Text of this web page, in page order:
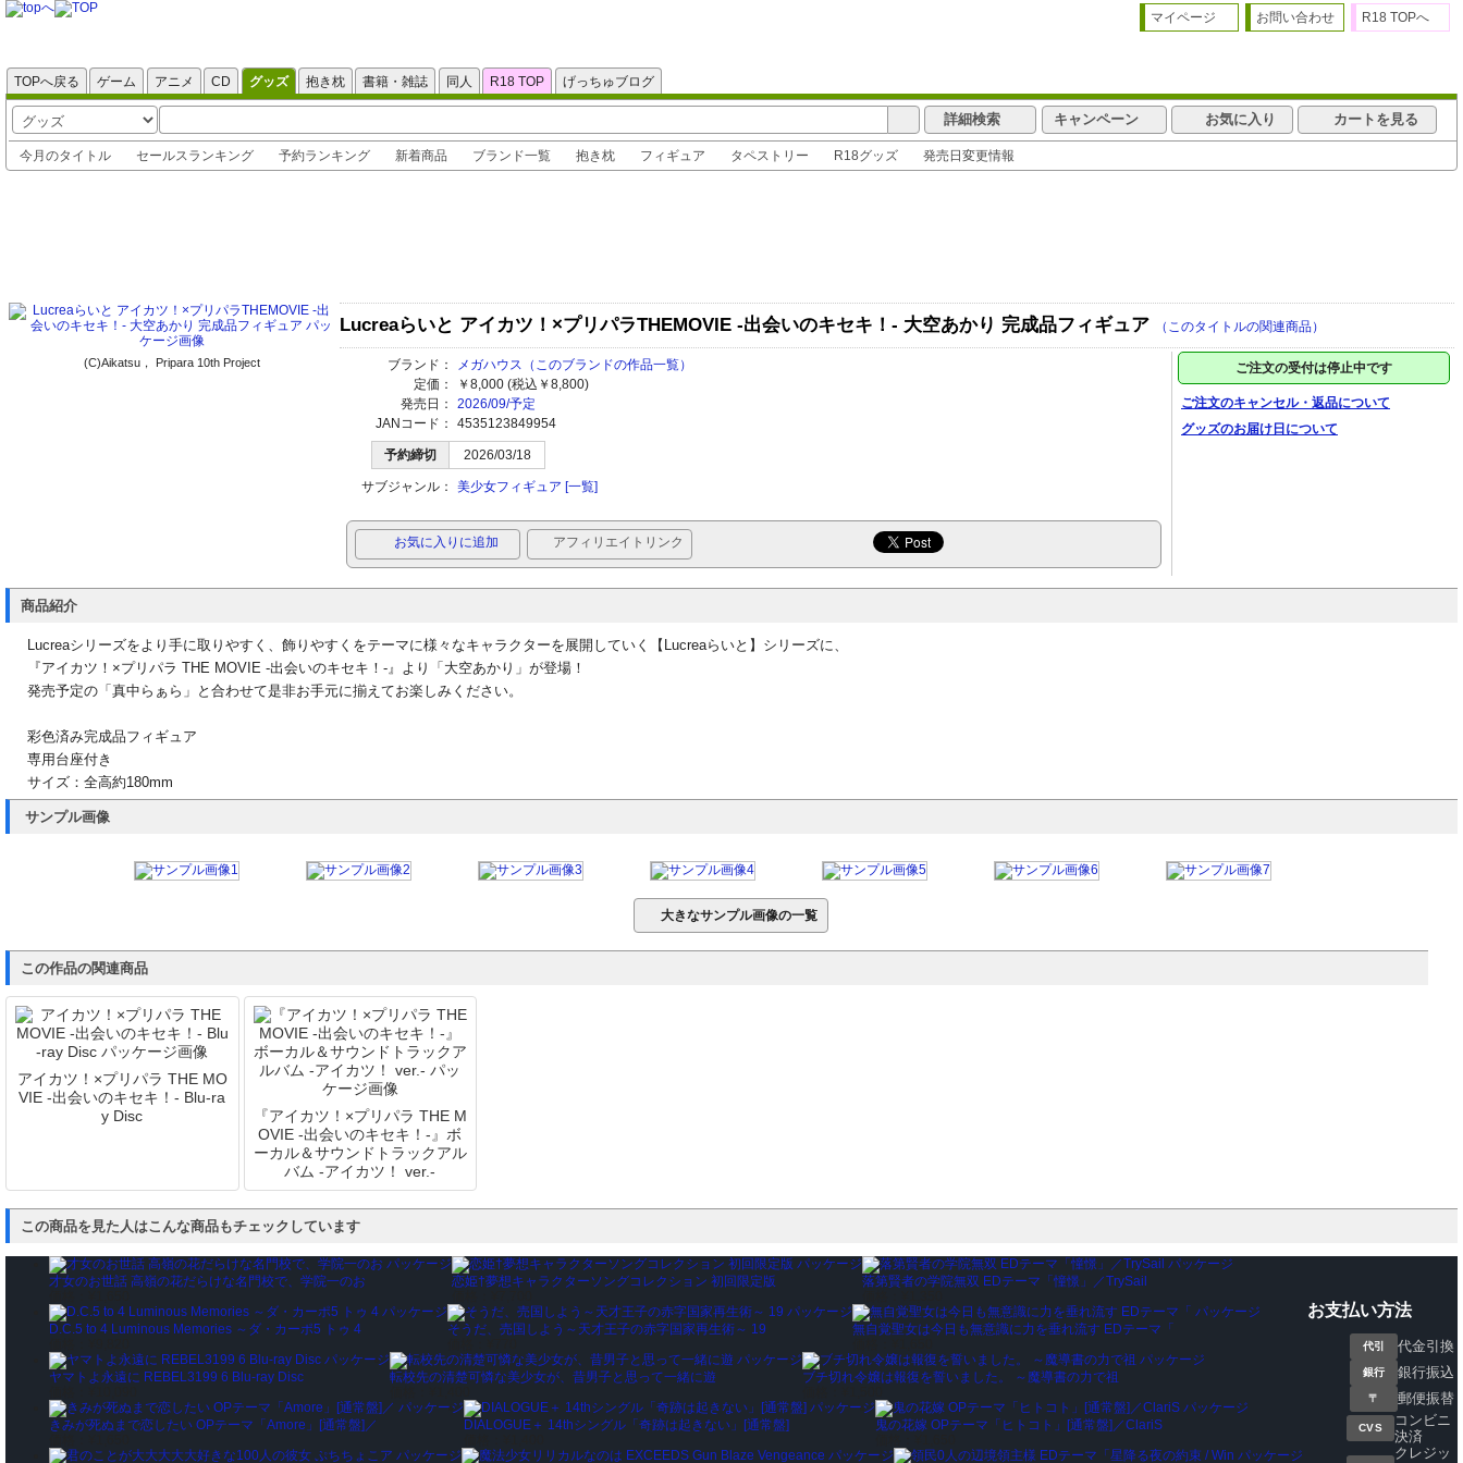
マイページ お問い合わせ R18 TOPへ
TOPへ戻る ゲーム アニメ CD グッズ 抱き枕 書籍・雑誌 同人 R18 TOP げっちゅブログ
詳細検索 キャンペーン お気に入り カートを見る
今月のタイトル セールスランキング 予約ランキング 新着商品 ブランド一覧 抱き枕 フィギュア タペストリー R18グッズ 発売日変更情報
(C)Aikatsu， Pripara 10th Project
Lucreaらいと アイカツ！×プリパラTHEMOVIE -出会いのキセキ！- 大空あかり 完成品フィギュア （このタイトルの関連商品）
ブランド： メガハウス （このブランドの作品一覧）
定価：
￥8,000 (税込￥8,800)
発売日：
2026/09/予定
JANコード：
4535123849954
予約締切 2026/03/18
サブジャンル： 美少女フィギュア [一覧]
お気に入りに追加 アフィリエイトリンク
ご注文の受付は停止中です
ご注文のキャンセル・返品について
グッズのお届け日について
商品紹介
Lucreaシリーズをより手に取りやすく、飾りやすくをテーマに様々なキャラクターを展開していく【Lucreaらいと】シリーズに、
『アイカツ！×プリパラ THE MOVIE -出会いのキセキ！-』より「大空あかり」が登場！
発売予定の「真中らぁら」と合わせて是非お手元に揃えてお楽しみください。
彩色済み完成品フィギュア
専用台座付き
サイズ：全高約180mm
サンプル画像
大きなサンプル画像の一覧
この作品の関連商品
アイカツ！×プリパラ THE MO
VIE -出会いのキセキ！- Blu-ra
y Disc
『アイカツ！×プリパラ THE M
OVIE -出会いのキセキ！-』ボ
ーカル＆サウンドトラックアル
バム -アイカツ！ ver.-
この商品を見た人はこんな商品もチェックしています
才女のお世話 高嶺の花だらけな名門校で、学院一のお
恋姫†夢想キャラクターソングコレクション 初回限定版
落第賢者の学院無双 EDテーマ「憧憬」／TrySail
D.C.5 to 4 Luminous Memories ～ダ・カーポ5 トゥ 4
そうだ、売国しよう～天才王子の赤字国家再生術～ 19
無自覚聖女は今日も無意識に力を垂れ流す EDテーマ「
ヤマトよ永遠に REBEL3199 6 Blu-ray Disc
転校先の清楚可憐な美少女が、昔男子と思って一緒に遊
ブチ切れ令嬢は報復を誓いました。 ～魔導書の力で祖
きみが死ぬまで恋したい OPテーマ「Amore」[通常盤]／
DIALOGUE＋ 14thシングル「奇跡は起きない」[通常盤]
鬼の花嫁 OPテーマ「ヒトコト」[通常盤]／ClariS
お支払い方法
代引 代金引換
銀行 銀行振込
〒 郵便振替
CVS
コンビニ
決済
クレジッ